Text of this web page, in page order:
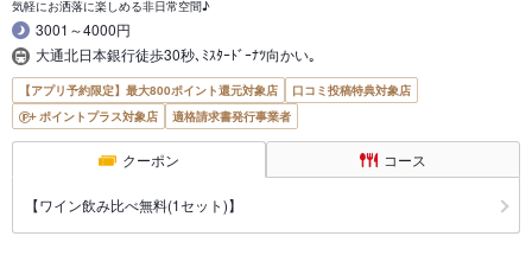
気軽にお洒落に楽しめる非日常空間♪
3001～4000円
大通北日本銀行徒歩30秒､ﾐｽﾀｰﾄﾞｰﾅﾂ向かい｡
【アプリ予約限定】最大800ポイント還元対象店
口コミ投稿特典対象店
ポイントプラス対象店
適格請求書発行事業者
クーポン コース
【ワイン飲み比べ無料(1セット)】